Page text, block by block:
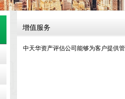
中天华资产评估公司能够为客户提供
增值服务